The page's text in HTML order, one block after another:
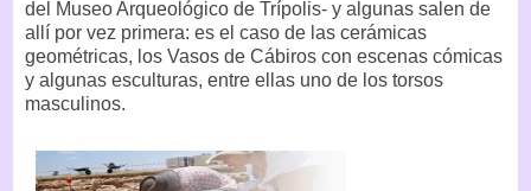
del Museo Arqueológico de Trípolis- y algunas salen de
allí por vez primera: es el caso de las cerámicas
geométricas, los Vasos de Cábiros con escenas cómicas
y algunas esculturas, entre ellas uno de los torsos
masculinos.